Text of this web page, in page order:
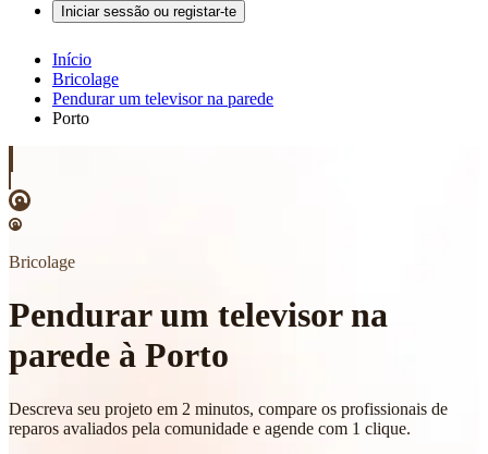
Iniciar sessão ou registar-te
Início
Bricolage
Pendurar um televisor na parede
Porto
Bricolage
Pendurar um televisor na
parede à Porto
Descreva seu projeto em 2 minutos, compare os profissionais de
reparos avaliados pela comunidade e agende com 1 clique.